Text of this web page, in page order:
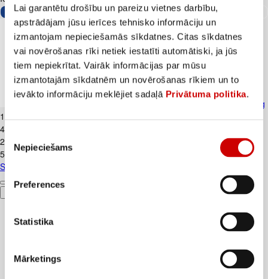
Lai garantētu drošību un pareizu vietnes darbību,
apstrādājam jūsu ierīces tehnisko informāciju un
izmantojam nepieciešamās sīkdatnes. Citas sīkdatnes
vai novērošanas rīki netiek iestatīti automātiski, ja jūs
tiem nepiekrītat. Vairāk informācijas par mūsu
izmantotajām sīkdatnēm un novērošanas rīkiem un to
ievākto informāciju meklējiet sadaļā Privātuma politika.
izvēle
Nepieciešams
Preferences
Statistika
Mārketings
Skābais krējums VALMIERA 20% 450g
1
4,42€/kg
2
39€
5,31€/kg
Skābais krējums VALMIERA 20% 450g